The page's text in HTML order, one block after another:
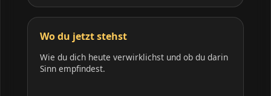
Wo du jetzt stehst
Wie du dich heute verwirklichst und ob du darin
Sinn empfindest.